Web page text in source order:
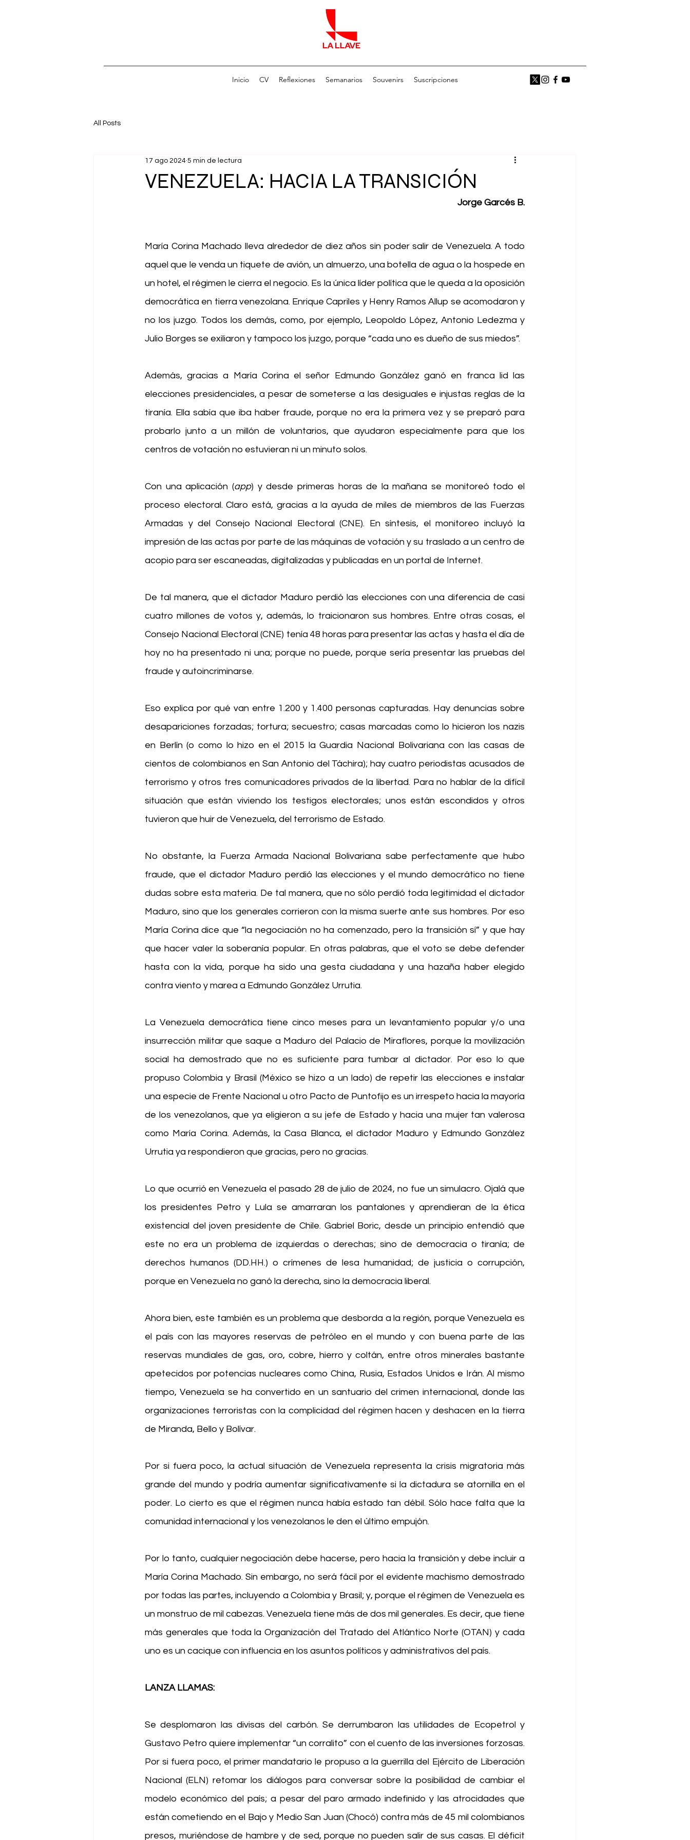
Inicio CV Reflexiones Semanarios Souvenirs Suscripciones
All Posts
VENEZUELA: HACIA LA TRANSICIÓN
17 ago 2024 5 min de lectura
Jorge Garcés B.
María Corina Machado lleva alrededor de diez años sin poder salir de Venezuela. A todo
aquel que le venda un tiquete de avión, un almuerzo, una botella de agua o la hospede en
un hotel, el régimen le cierra el negocio. Es la única líder política que le queda a la oposición
democrática en tierra venezolana. Enrique Capriles y Henry Ramos Allup se acomodaron y
no los juzgo. Todos los demás, como, por ejemplo, Leopoldo López, Antonio Ledezma y
Julio Borges se exiliaron y tampoco los juzgo, porque “cada uno es dueño de sus miedos”.
Además, gracias a María Corina el señor Edmundo González ganó en franca lid las
elecciones presidenciales, a pesar de someterse a las desiguales e injustas reglas de la
tiranía. Ella sabía que iba haber fraude, porque no era la primera vez y se preparó para
probarlo junto a un millón de voluntarios, que ayudaron especialmente para que los
centros de votación no estuvieran ni un minuto solos.
Con una aplicación (app) y desde primeras horas de la mañana se monitoreó todo el
proceso electoral. Claro está, gracias a la ayuda de miles de miembros de las Fuerzas
Armadas y del Consejo Nacional Electoral (CNE). En síntesis, el monitoreo incluyó la
impresión de las actas por parte de las máquinas de votación y su traslado a un centro de
acopio para ser escaneadas, digitalizadas y publicadas en un portal de Internet.
De tal manera, que el dictador Maduro perdió las elecciones con una diferencia de casi
cuatro millones de votos y, además, lo traicionaron sus hombres. Entre otras cosas, el
Consejo Nacional Electoral (CNE) tenía 48 horas para presentar las actas y hasta el día de
hoy no ha presentado ni una; porque no puede, porque sería presentar las pruebas del
fraude y autoincriminarse.
Eso explica por qué van entre 1.200 y 1.400 personas capturadas. Hay denuncias sobre
desapariciones forzadas; tortura; secuestro; casas marcadas como lo hicieron los nazis
en Berlín (o como lo hizo en el 2015 la Guardia Nacional Bolivariana con las casas de
cientos de colombianos en San Antonio del Táchira); hay cuatro periodistas acusados de
terrorismo y otros tres comunicadores privados de la libertad. Para no hablar de la difícil
situación que están viviendo los testigos electorales; unos están escondidos y otros
tuvieron que huir de Venezuela, del terrorismo de Estado.
No obstante, la Fuerza Armada Nacional Bolivariana sabe perfectamente que hubo
fraude, que el dictador Maduro perdió las elecciones y el mundo democrático no tiene
dudas sobre esta materia. De tal manera, que no sólo perdió toda legitimidad el dictador
Maduro, sino que los generales corrieron con la misma suerte ante sus hombres. Por eso
María Corina dice que “la negociación no ha comenzado, pero la transición sí” y que hay
que hacer valer la soberanía popular. En otras palabras, que el voto se debe defender
hasta con la vida, porque ha sido una gesta ciudadana y una hazaña haber elegido
contra viento y marea a Edmundo González Urrutia.
La Venezuela democrática tiene cinco meses para un levantamiento popular y/o una
insurrección militar que saque a Maduro del Palacio de Miraflores, porque la movilización
social ha demostrado que no es suficiente para tumbar al dictador. Por eso lo que
propuso Colombia y Brasil (México se hizo a un lado) de repetir las elecciones e instalar
una especie de Frente Nacional u otro Pacto de Puntofijo es un irrespeto hacia la mayoría
de los venezolanos, que ya eligieron a su jefe de Estado y hacia una mujer tan valerosa
como María Corina. Además, la Casa Blanca, el dictador Maduro y Edmundo González
Urrutia ya respondieron que gracias, pero no gracias.
Lo que ocurrió en Venezuela el pasado 28 de julio de 2024, no fue un simulacro. Ojalá que
los presidentes Petro y Lula se amarraran los pantalones y aprendieran de la ética
existencial del joven presidente de Chile. Gabriel Boric, desde un principio entendió que
este no era un problema de izquierdas o derechas; sino de democracia o tiranía; de
derechos humanos (DD.HH.) o crímenes de lesa humanidad; de justicia o corrupción,
porque en Venezuela no ganó la derecha, sino la democracia liberal.
Ahora bien, este también es un problema que desborda a la región, porque Venezuela es
el país con las mayores reservas de petróleo en el mundo y con buena parte de las
reservas mundiales de gas, oro, cobre, hierro y coltán, entre otros minerales bastante
apetecidos por potencias nucleares como China, Rusia, Estados Unidos e Irán. Al mismo
tiempo, Venezuela se ha convertido en un santuario del crimen internacional, donde las
organizaciones terroristas con la complicidad del régimen hacen y deshacen en la tierra
de Miranda, Bello y Bolívar.
Por si fuera poco, la actual situación de Venezuela representa la crisis migratoria más
grande del mundo y podría aumentar significativamente si la dictadura se atornilla en el
poder. Lo cierto es que el régimen nunca había estado tan débil. Sólo hace falta que la
comunidad internacional y los venezolanos le den el último empujón.
Por lo tanto, cualquier negociación debe hacerse, pero hacia la transición y debe incluir a
María Corina Machado. Sin embargo, no será fácil por el evidente machismo demostrado
por todas las partes, incluyendo a Colombia y Brasil; y, porque el régimen de Venezuela es
un monstruo de mil cabezas. Venezuela tiene más de dos mil generales. Es decir, que tiene
más generales que toda la Organización del Tratado del Atlántico Norte (OTAN) y cada
uno es un cacique con influencia en los asuntos políticos y administrativos del país.
LANZA LLAMAS:
Se desplomaron las divisas del carbón. Se derrumbaron las utilidades de Ecopetrol y
Gustavo Petro quiere implementar “un corralito” con el cuento de las inversiones forzosas.
Por si fuera poco, el primer mandatario le propuso a la guerrilla del Ejército de Liberación
Nacional (ELN) retomar los diálogos para conversar sobre la posibilidad de cambiar el
modelo económico del país; a pesar del paro armado indefinido y las atrocidades que
están cometiendo en el Bajo y Medio San Juan (Chocó) contra más de 45 mil colombianos
presos, muriéndose de hambre y de sed, porque no pueden salir de sus casas. El déficit